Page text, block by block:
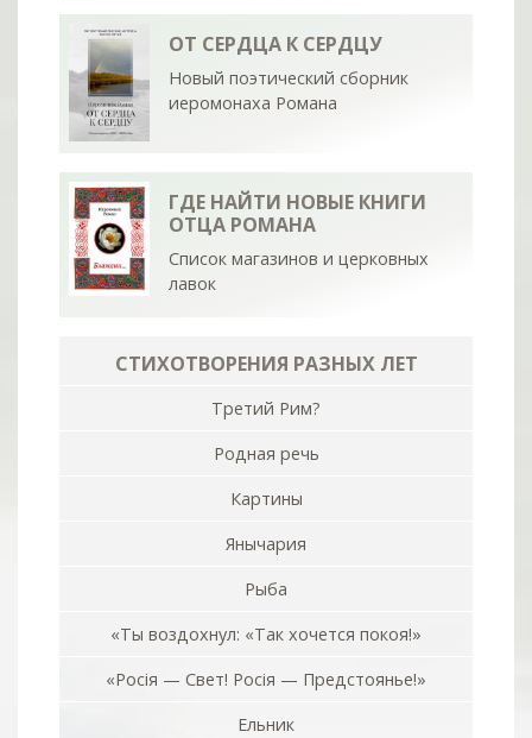
ОТ СЕРДЦА К СЕРДЦУ
Новый поэтический сборник
иеромонаха Романа
ГДЕ НАЙТИ НОВЫЕ КНИГИ
ОТЦА РОМАНА
Список магазинов и церковных
лавок
СТИХОТВОРЕНИЯ РАЗНЫХ ЛЕТ
Третий Рим?
Родная речь
Картины
Янычария
Рыба
«Ты воздохнул: «Так хочется покоя!»
«Росiя — Свет! Росiя — Предстоянье!»
Ельник